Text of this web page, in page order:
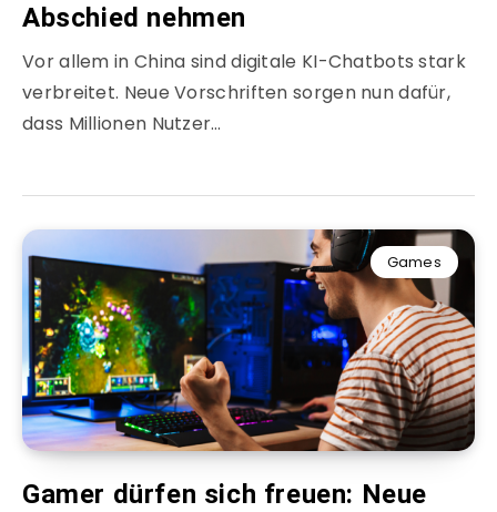
Abschied nehmen
Vor allem in China sind digitale KI-Chatbots stark
verbreitet. Neue Vorschriften sorgen nun dafür,
dass Millionen Nutzer…
Games
Gamer dürfen sich freuen: Neue